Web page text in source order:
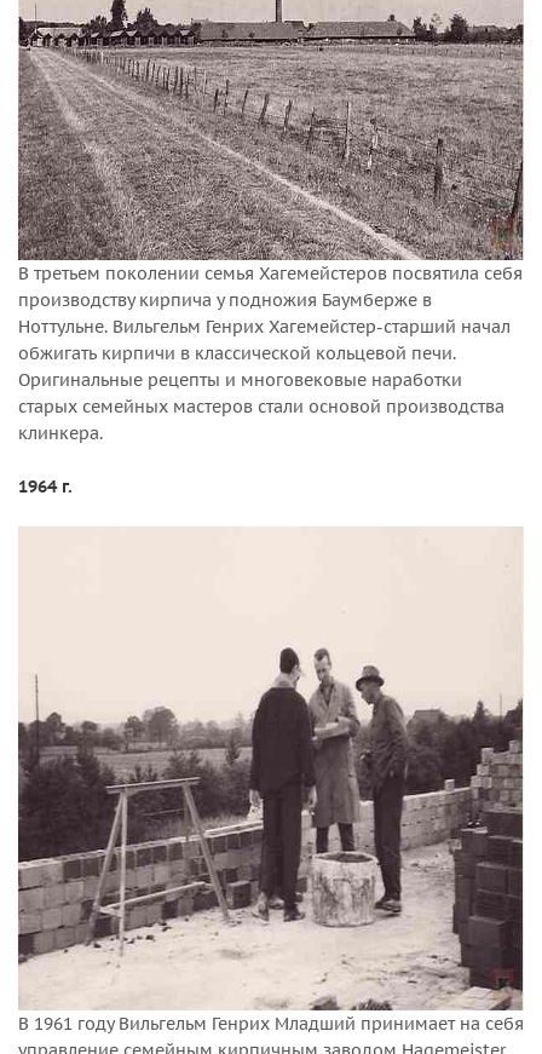
В третьем поколении семья Хагемейстеров посвятила себя
производству кирпича у подножия Баумберже в
Ноттульне. Вильгельм Генрих Хагемейстер-старший начал
обжигать кирпичи в классической кольцевой печи.
Оригинальные рецепты и многовековые наработки
старых семейных мастеров стали основой производства
клинкера.
1964 г.
В 1961 году Вильгельм Генрих Младший принимает на себя